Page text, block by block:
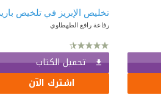
تخليص الإبريز في تلخيص
رفاعة رافع الطهطاوي
تحميل الكتاب
اشترك الآن